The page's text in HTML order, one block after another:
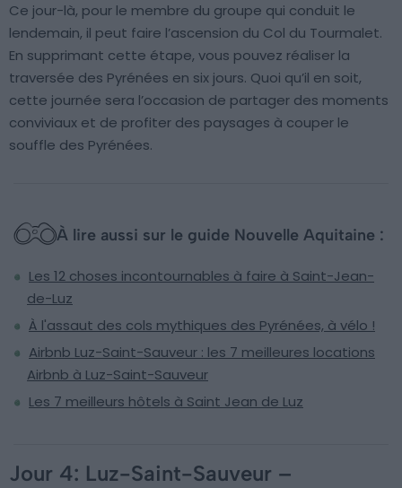
Ce jour-là, pour le membre du groupe qui conduit le
lendemain, il peut faire l’ascension du Col du Tourmalet.
En supprimant cette étape, vous pouvez réaliser la
traversée des Pyrénées en six jours. Quoi qu’il en soit,
cette journée sera l’occasion de partager des moments
conviviaux et de profiter des paysages à couper le
souffle des Pyrénées.
À lire aussi sur le guide Nouvelle Aquitaine :
Les 12 choses incontournables à faire à Saint-Jean-
de-Luz
À l'assaut des cols mythiques des Pyrénées, à vélo !
Airbnb Luz-Saint-Sauveur : les 7 meilleures locations
Airbnb à Luz-Saint-Sauveur
Les 7 meilleurs hôtels à Saint Jean de Luz
Jour 4: Luz-Saint-Sauveur –